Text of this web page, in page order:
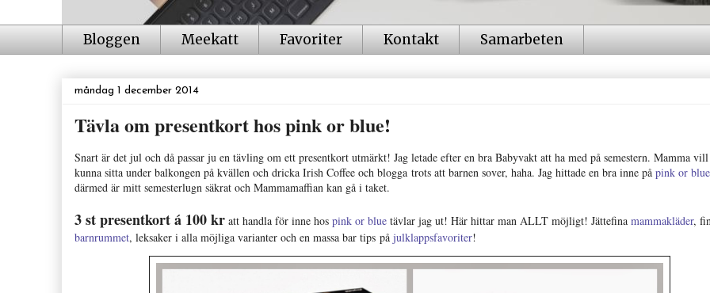
Bloggen Meekatt Favoriter Kontakt Samarbeten
måndag 1 december 2014
Tävla om presentkort hos pink or blue!
Snart är det jul och då passar ju en tävling om ett presentkort utmärkt! Jag letade efter en bra Babyvakt att ha med på semestern. Mamma
kunna sitta under balkongen på kvällen och dricka Irish Coffee och blogga trots att barnen sover, haha. Jag hittade en bra inne på pink or blue
därmed är mitt semesterlugn säkrat och Mammamaffian kan gå i taket.
3 st presentkort á 100 kr att handla för inne hos pink or blue tävlar jag ut! Här hittar man ALLT möjligt! Jättefina mammakläder,
barnrummet, leksaker i alla möjliga varianter och en massa bar tips på julklappsfavoriter!